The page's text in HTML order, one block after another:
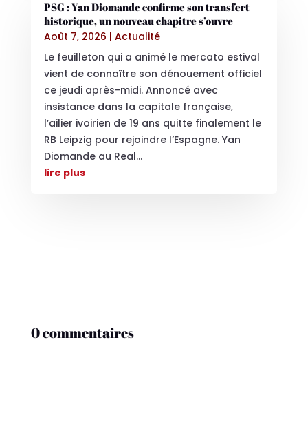
PSG : Yan Diomande confirme son transfert
historique, un nouveau chapitre s’ouvre
Août 7, 2026 | Actualité
Le feuilleton qui a animé le mercato estival
vient de connaître son dénouement officiel
ce jeudi après-midi. Annoncé avec
insistance dans la capitale française,
l’ailier ivoirien de 19 ans quitte finalement le
RB Leipzig pour rejoindre l’Espagne. Yan
Diomande au Real...
lire plus
0 commentaires